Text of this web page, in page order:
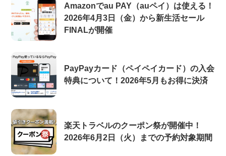
Amazonでau PAY（auペイ）は使える！
2026年4月3日（金）から新生活セール
FINALが開催
PayPayカード（ペイペイカード）の入会
特典について！2026年5月もお得に決済
楽天トラベルのクーポン祭が開催中！
2026年6月2日（火）までの予約対象期間